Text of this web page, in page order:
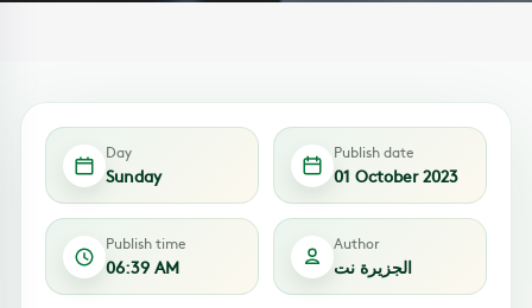
Day
Sunday
Publish date
01 October 2023
Publish time
06:39 AM
Author
الجزيرة نت